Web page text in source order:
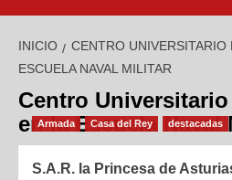
INICIO
CENTRO UNIVERSITARIO
ESCUELA NAVAL MILITAR
Centro
en la Escuela Naval
Armada Casa del Rey destacadas
S.A.R. la Princesa de